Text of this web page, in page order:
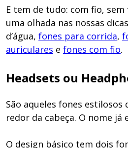
E tem de tudo: com fio, sem
uma olhada nas nossas
d’água, fones para corrida,
auriculares e fones com fio.
Headsets ou
São aqueles fones estilosos
redor da cabeça. O nome já
O design básico tem dois